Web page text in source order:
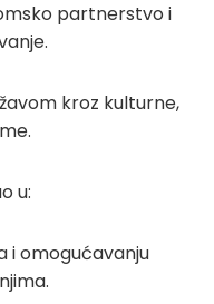
partnerstvo i
kroz kulturne,
u:
i omogućavanju